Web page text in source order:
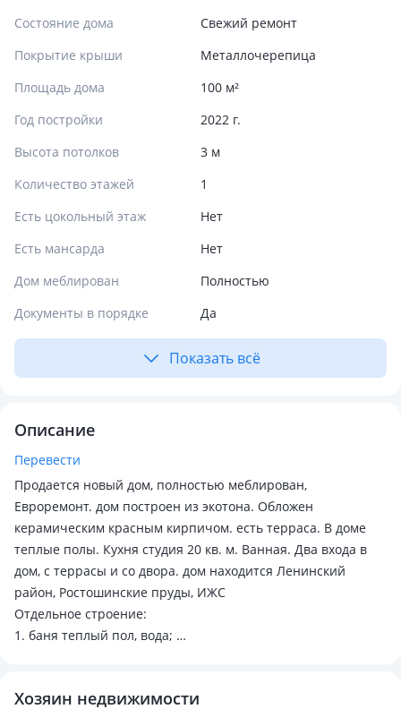
Состояние дома
Свежий ремонт
Покрытие крыши
Металлочерепица
Площадь дома
100 м²
Год постройки
2022 г.
Высота потолков
3 м
Количество этажей
1
Есть цокольный этаж
Нет
Есть мансарда
Нет
Дом меблирован
Полностью
Документы в порядке
Да
Показать всё
Описание
Перевести
Продается новый дом, полностью меблирован,
Евроремонт. дом построен из экотона. Обложен
керамическим красным кирпичом. есть терраса. В доме
теплые полы. Кухня студия 20 кв. м. Ванная. Два входа в
дом, с террасы и со двора. дом находится Ленинский
район, Ростошинские пруды, ИЖС
Отдельное строение:
1. баня теплый пол, вода;
Ворота рольставни; во дворе брусчатка;
Хозяин недвижимости